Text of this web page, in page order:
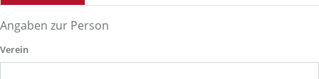
Angaben zur Person
Verein